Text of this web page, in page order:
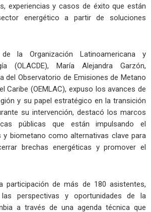
experiencias y casos de éxito que están
energético a partir de soluciones
la Organización Latinoamericana y
(OLACDE), María Alejandra Garzón,
del Observatorio de Emisiones de Metano
Caribe (OEMLAC), expuso los avances de
y su papel estratégico en la transición
su intervención, destacó los marcos
públicas que están impulsando el
y biometano como alternativas clave para
brechas energéticas y promover el
de más de 180 asistentes,
las perspectivas y oportunidades de la
a través de una agenda técnica que